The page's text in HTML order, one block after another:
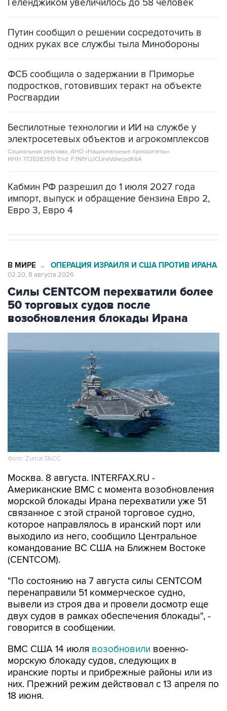
Геленджиком увеличилось до 58 человек
Путин сообщил о решении сосредоточить в
одних руках все службы тыла Минобороны
ФСБ сообщила о задержании в Приморье
подростков, готовивших теракт на объекте
Росгвардии
Беспилотные технологии и ИИ на службе у
электросетевых объектов и агрокомплексов
Социальная реклама, АНО «Национальные приоритеты».
ИНН 7725383515 Erid: F7NfYUJCUneVdwcydK6A
Кабмин РФ разрешил до 1 июля 2027 года
импорт, выпуск и обращение бензина Евро 2,
Евро 3, Евро 4
В МИРЕ → ОПЕРАЦИЯ ИЗРАИЛЯ И США ПРОТИВ ИРАНА
02:20, 8 августа 2026
Силы CENTCOM перехватили более
50 торговых судов после
возобновления блокады Ирана
Фото: Zuma\ТАСС
Москва. 8 августа. INTERFAX.RU -
Американские ВМС с момента возобновления
морской блокады Ирана перехватили уже 51
связанное с этой страной торговое судно,
которое направлялось в иранский порт или
выходило из него, сообщило Центральное
командование ВС США на Ближнем Востоке
(CENTCOM).
"По состоянию на 7 августа силы CENTCOM
перенаправили 51 коммерческое судно,
вывели из строя два и провели досмотр еще
двух судов в рамках обеспечения блокады", -
говорится в сообщении.
ВМС США 14 июля возобновили военно-
морскую блокаду судов, следующих в
иранские порты и прибрежные районы или из
них. Прежний режим действовал с 13 апреля по
18 июня.